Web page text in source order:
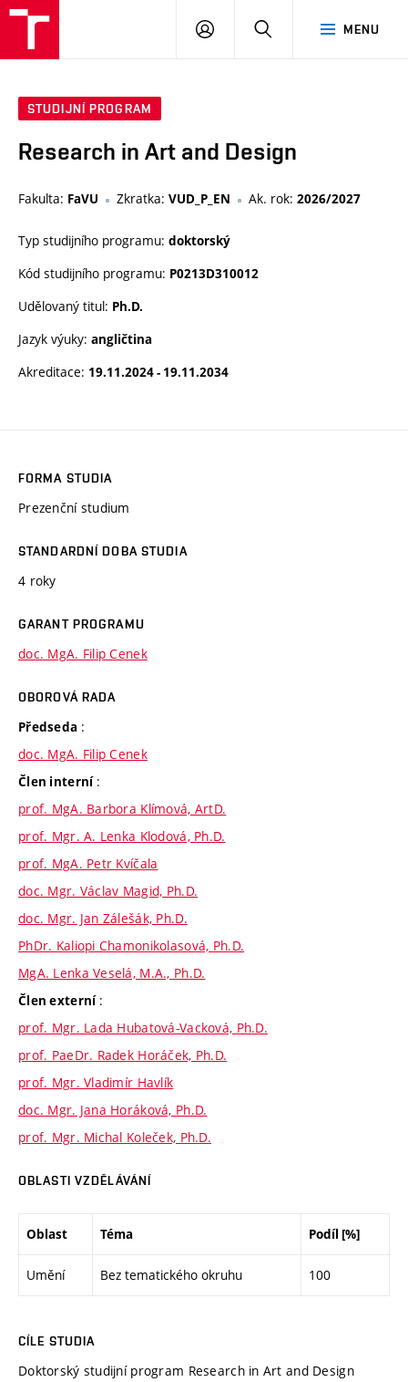
MENU
PŘIHLÁSIT
STUDIJNÍ PROGRAM
Research in Art and Design
Fakulta: FaVU Zkratka: VUD_P_EN Ak. rok: 2026/2027
Typ studijního programu: doktorský
Kód studijního programu: P0213D310012
Udělovaný titul: Ph.D.
Jazyk výuky: angličtina
Akreditace: 19.11.2024 - 19.11.2034
FORMA STUDIA
Prezenční studium
STANDARDNÍ DOBA STUDIA
4 roky
GARANT PROGRAMU
doc. MgA. Filip Cenek
OBOROVÁ RADA
Předseda :
doc. MgA. Filip Cenek
Člen interní :
prof. MgA. Barbora Klímová, ArtD.
prof. Mgr. A. Lenka Klodová, Ph.D.
prof. MgA. Petr Kvíčala
doc. Mgr. Václav Magid, Ph.D.
doc. Mgr. Jan Zálešák, Ph.D.
PhDr. Kaliopi Chamonikolasová, Ph.D.
MgA. Lenka Veselá, M.A., Ph.D.
Člen externí :
prof. Mgr. Lada Hubatová-Vacková, Ph.D.
prof. PaeDr. Radek Horáček, Ph.D.
prof. Mgr. Vladimír Havlík
doc. Mgr. Jana Horáková, Ph.D.
prof. Mgr. Michal Koleček, Ph.D.
OBLASTI VZDĚLÁVÁNÍ
Oblast Téma Podíl [%]
Umění Bez tematického okruhu 100
CÍLE STUDIA
Doktorský studijní program Research in Art and Design